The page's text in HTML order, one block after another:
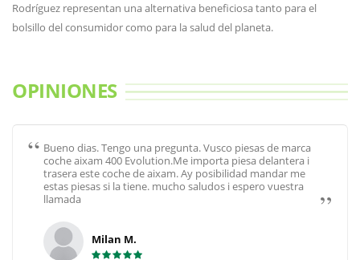
Rodríguez representan una alternativa beneficiosa tanto para el
bolsillo del consumidor como para la salud del planeta.
OPINIONES
Bueno dias. Tengo una pregunta. Vusco piesas de marca
coche aixam 400 Evolution.Me importa piesa delantera i
trasera este coche de aixam. Ay posibilidad mandar me
estas piesas si la tiene. mucho saludos i espero vuestra
llamada
Milan M.